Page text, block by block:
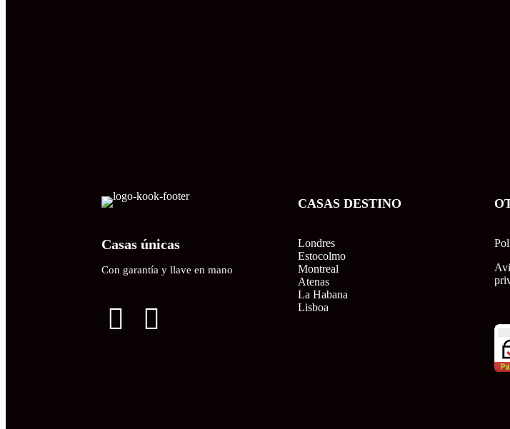
Casas únicas
Con garantía y llave en mano
CASAS DESTINO
Londres
Estocolmo
Montreal
Atenas
La Habana
Lisboa